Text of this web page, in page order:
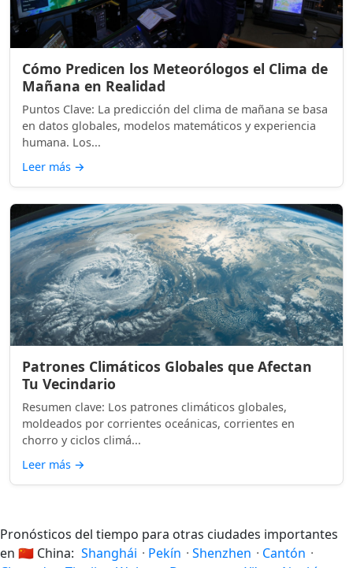
Cómo Predicen los Meteorólogos el Clima de
Mañana en Realidad
Puntos Clave: La predicción del clima de mañana se basa
en datos globales, modelos matemáticos y experiencia
humana. Los...
Leer más →
Patrones Climáticos Globales que Afectan
Tu Vecindario
Resumen clave: Los patrones climáticos globales,
moldeados por corrientes oceánicas, corrientes en
chorro y ciclos climá...
Leer más →
Pronósticos del tiempo para otras ciudades importantes
en 🇨🇳 China: Shanghái · Pekín · Shenzhen · Cantón ·